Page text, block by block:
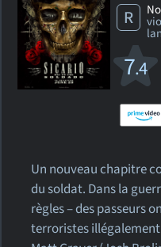
R
7.4
Un nouveau chapitre
du soldat. Dans la
règles – des passeurs
terroristes